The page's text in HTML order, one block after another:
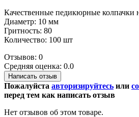
Качественные педикюрные колпачки
Диаметр: 10 мм
Гритность: 80
Количество: 100 шт
Отзывов: 0
Средняя оценка: 0.0
Написать отзыв
Пожалуйста авторизируйтесь или
перед тем как написать отзыв
Нет отзывов об этом товаре.